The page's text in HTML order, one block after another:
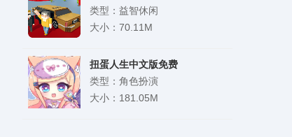
类型：益智休闲
大小：70.11M
扭蛋人生中文版免费
类型：角色扮演
大小：181.05M